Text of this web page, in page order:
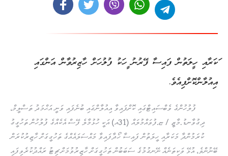
މަކަރާއި ހީލަތުން ފައިސާ ފޭރުނު މީހަކު ފުލުހަށް ހާޒިރުވާން އަންގައި
އިއުލާންކޮށްފިއެވެ.
ފުލުހުންގެ ވެބްސައިޓްގައި ކޮށްފައިވާ އިއުލާންގައި ބުނެފައި ވަނީ އަޙްމަދު ތަސްލީމް،
ދިގުވާނޑު.މާޒީ / ޏ.ފުވައްމުލައް (31އ) އަކީ ހުޅުމާލެ ފޭސް އެކެއްގެ ފުލުހުން ތަހުގީގު
ކުރަމުންދާ މަކަރާއި ހީލަތުން ފައިސާ ހޯދާފައިވާ މައްސަލައެއްގެ ތަހުގީގަށް ހާޒިރުކުރަން
ބޭނުންވެ، އުޅޭ ވަކިތަނެއް ނޭނގުމުގެ ސަބަބުން ތަހުގީގަށް ހާޒިރުވުމަށް ޗިޓު ރައްދުކުރެވިފައި